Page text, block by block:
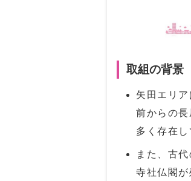
取組の背景
矢田エリ
前からの
多く存在し
また、古
寺社仏閣